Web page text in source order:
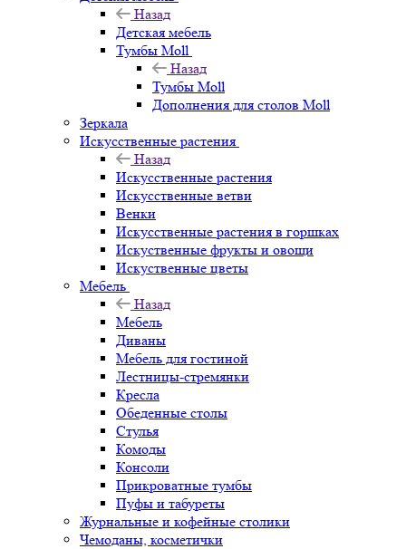
Назад
Детская мебель
Тумбы Moll
Назад
Тумбы Moll
Дополнения для столов Moll
Зеркала
Искусственные растения
Назад
Искусственные растения
Искусственные ветви
Венки
Искусственные растения в горшках
Искуственные фрукты и овощи
Искуственные цветы
Мебель
Назад
Мебель
Диваны
Мебель для гостиной
Лестницы-стремянки
Кресла
Обеденные столы
Стулья
Комоды
Консоли
Прикроватные тумбы
Пуфы и табуреты
Журнальные и кофейные столики
Чемоданы, косметички